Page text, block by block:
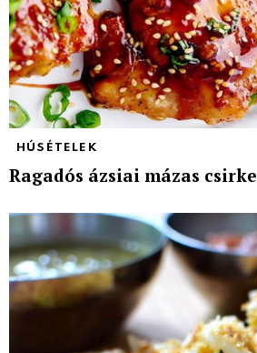
HÚSÉTELEK
Ragadós ázsiai mázas csirke